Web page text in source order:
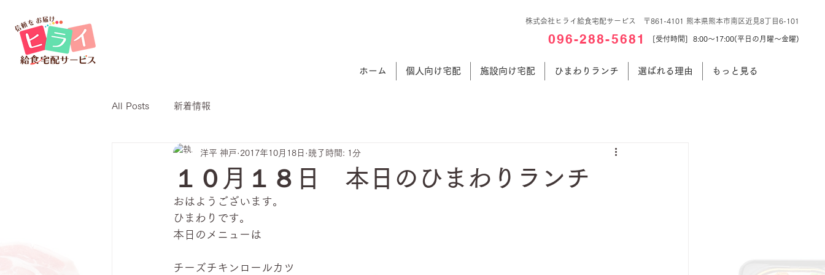
株式会社ヒライ給食宅配サービス 〒861-4101 熊本県熊本市南区近見8丁目6-101
096-288-5681 [受付時間] 8:00～17:00(平日の月曜～金曜)
ホーム 個人向け宅配 施設向け宅配 ひまわりランチ 選ばれる理由 もっと見る
All Posts 新着情報
１０月１８日 本日のひまわりランチ
洋平 神戸 2017年10月18日 読了時間: 1分
おはようございます。
ひまわりです。
本日のメニューは
チーズチキンロールカツ